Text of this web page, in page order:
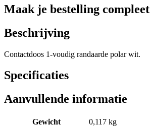
Maak je bestelling compleet
Beschrijving
Contactdoos 1-voudig randaarde polar wit.
Specificaties
Aanvullende informatie
Gewicht
0,117 kg